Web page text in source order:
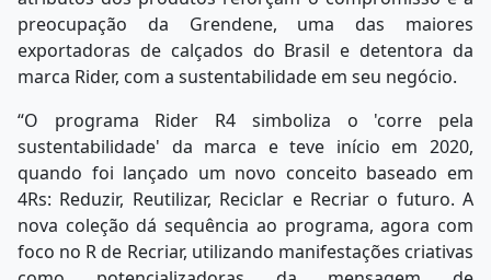
preocupação da Grendene, uma das maiores
exportadoras de calçados do Brasil e detentora da
marca Rider, com a sustentabilidade em seu negócio.
“O programa Rider R4 simboliza o 'corre pela
sustentabilidade' da marca e teve início em 2020,
quando foi lançado um novo conceito baseado em
4Rs: Reduzir, Reutilizar, Reciclar e Recriar o futuro. A
nova coleção dá sequência ao programa, agora com
foco no R de Recriar, utilizando manifestações criativas